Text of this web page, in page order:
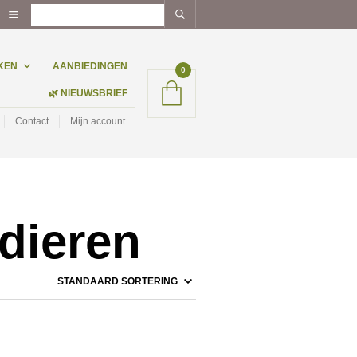
AANBIEDINGEN
🌿 NIEUWSBRIEF
Contact Mijn account
0